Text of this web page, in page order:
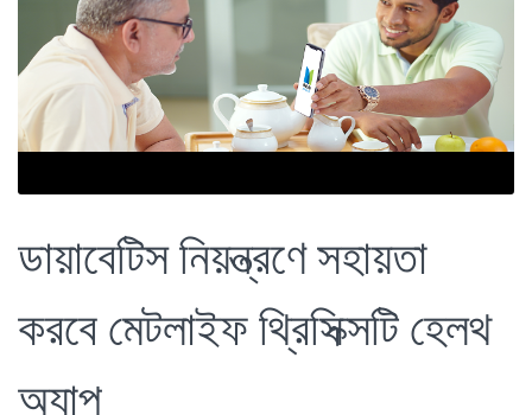
ডায়াবেটিস নিয়ন্ত্রণে সহায়তা
করবে মেটলাইফ থ্রিসিক্সটি হেলথ
অ্যাপ